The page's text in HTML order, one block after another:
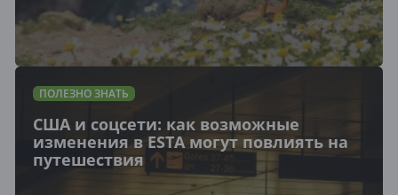
ПОЛЕЗНО ЗНАТЬ
США и соцсети: как возможные
изменения в ESTA могут повлиять на
путешествия